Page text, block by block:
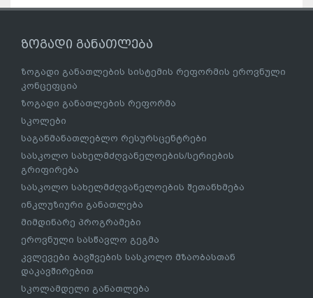
ზოგადი განათლება
ზოგადი განათლების სისტემის რეფორმის ეროვნული
კონცეფცია
ზოგადი განათლების რეფორმა
სკოლები
საგანმანათლებლო რესურსცენტრები
სასკოლო სახელმძღვანელოების/სერიების
გრიფირება
სასკოლო სახელმძღვანელოების შეთანხმება
ინკლუზიური განათლება
მიმდინარე პროგრამები
ეროვნული სასწავლო გეგმა
კვლევები ბავშვების სასკოლო მზაობასთან
დაკავშირებით
სკოლამდელი განათლება